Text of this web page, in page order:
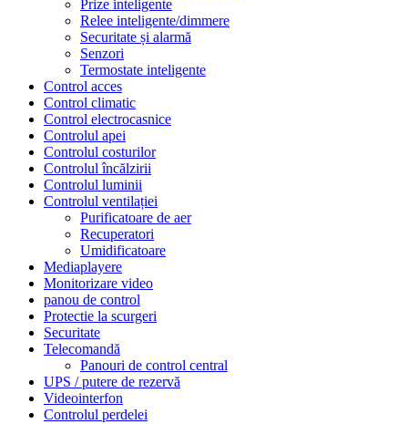
Prize inteligente
Relee inteligente/dimmere
Securitate și alarmă
Senzori
Termostate inteligente
Control acces
Control climatic
Control electrocasnice
Controlul apei
Controlul costurilor
Controlul încălzirii
Controlul luminii
Controlul ventilației
Purificatoare de aer
Recuperatori
Umidificatoare
Mediaplayere
Monitorizare video
panou de control
Protectie la scurgeri
Securitate
Telecomandă
Panouri de control central
UPS / putere de rezervă
Videointerfon
Сontrolul perdelei